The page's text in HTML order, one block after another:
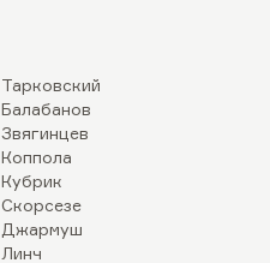
Тарковский
Балабанов
Звягинцев
Коппола
Кубрик
Скорсезе
Джармуш
Линч